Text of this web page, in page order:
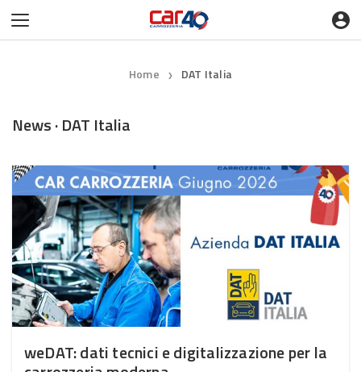
Home ❯ DAT Italia
News · DAT Italia
weDAT: dati tecnici e digitalizzazione per la